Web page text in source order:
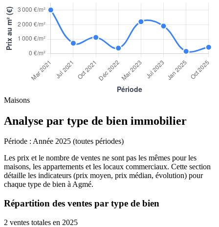
Maisons
Analyse par type de bien immobilier
Période : Année 2025 (toutes périodes)
Les prix et le nombre de ventes ne sont pas les mêmes pour les
maisons, les appartements et les locaux commerciaux. Cette section
détaille les indicateurs (prix moyen, prix médian, évolution) pour
chaque type de bien à Agmé.
Répartition des ventes par type de bien
2 ventes totales en 2025